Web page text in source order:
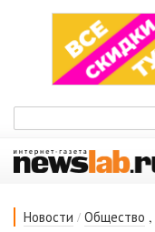
Новости / Общество ,